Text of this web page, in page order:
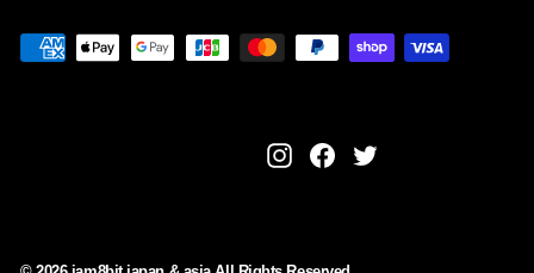
Instagram
Facebook
Twitter